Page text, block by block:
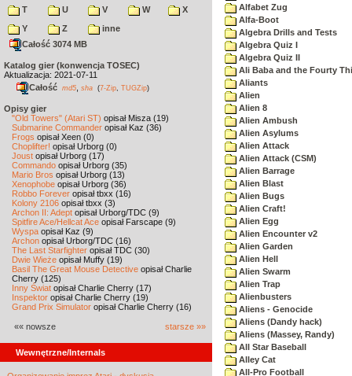
T
U V W
X
Y
Z
inne
Całość 3074 MB
Katalog gier (konwencja TOSEC)
Aktualizacja: 2021-07-11
Całość md5 sha (7-Zip TUGZip)
Opisy gier
"Old Towers" (Atari ST) opisał Misza (19)
Submarine Commander opisał Kaz (36)
Frogs opisał Xeen (0)
Choplifter! opisał Urborg (0)
Joust opisał Urborg (17)
Commando opisał Urborg (35)
Mario Bros opisał Urborg (13)
Xenophobe opisał Urborg (36)
Robbo Forever opisał tbxx (16)
Kolony 2106 opisał tbxx (3)
Archon II: Adept opisał Urborg/TDC (9)
Spitfire Ace/Hellcat Ace opisał Farscape (9)
Wyspa opisał Kaz (9)
Archon opisał Urborg/TDC (16)
The Last Starfighter opisał TDC (30)
Dwie Wieże opisał Muffy (19)
Basil The Great Mouse Detective opisał Charlie
Cherry (125)
Inny Świat opisał Charlie Cherry (17)
Inspektor opisał Charlie Cherry (19)
Grand Prix Simulator opisał Charlie Cherry (16)
«« nowsze starsze »»
Wewnętrzne/Internals
Alfabet Zug
Alfa-Boot
Algebra Drills and Tests
Algebra Quiz I
Algebra Quiz II
Ali Baba and the Fourty
Aliants
Alien
Alien 8
Alien Ambush
Alien Asylums
Alien Attack
Alien Attack (CSM)
Alien Barrage
Alien Blast
Alien Bugs
Alien Craft!
Alien Egg
Alien Encounter v2
Alien Garden
Alien Hell
Alien Swarm
Alien Trap
Alienbusters
Aliens - Genocide
Aliens (Dandy hack)
Aliens (Massey, Randy)
All Star Baseball
Alley Cat
All-Pro Football